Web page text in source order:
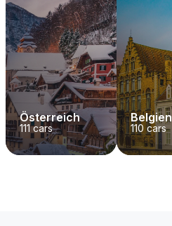
Österreich
111cars
Belgien
110 cars